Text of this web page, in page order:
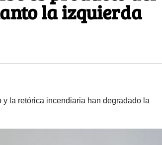
la izquierda
la retórica incendiaria han degradado la